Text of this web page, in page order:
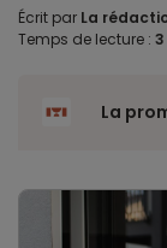
Écrit par La
Temps de lecture :
La